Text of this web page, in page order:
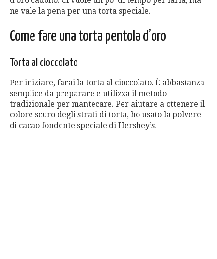
ne vale la pena per una torta speciale.
Come fare una torta pentola d’oro
Torta al cioccolato
Per iniziare, farai la torta al cioccolato. È abbastanza
semplice da preparare e utilizza il metodo
tradizionale per mantecare. Per aiutare a ottenere il
colore scuro degli strati di torta, ho usato la polvere
di cacao fondente speciale di Hershey’s.